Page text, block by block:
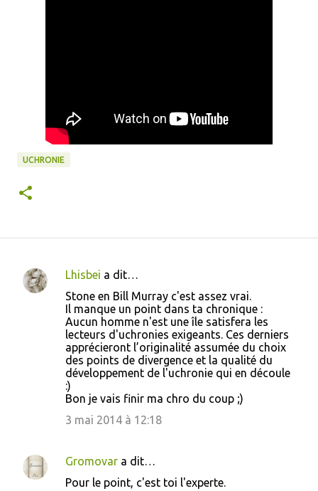
UCHRONIE
C
r
e
Lhisbei a dit…
Stone en Bill Murray c'est assez vrai.
Il manque un point dans ta chronique :
Aucun homme n'est une île satisfera les
lecteurs d'uchronies exigeants. Ces derniers
apprécieront l’originalité assumée du choix
des points de divergence et la qualité du
développement de l'uchronie qui en découle
:)
Bon je vais finir ma chro du coup ;)
3 mai 2014 à 12:18
Gromovar a dit…
Pour le point, c'est toi l'experte.